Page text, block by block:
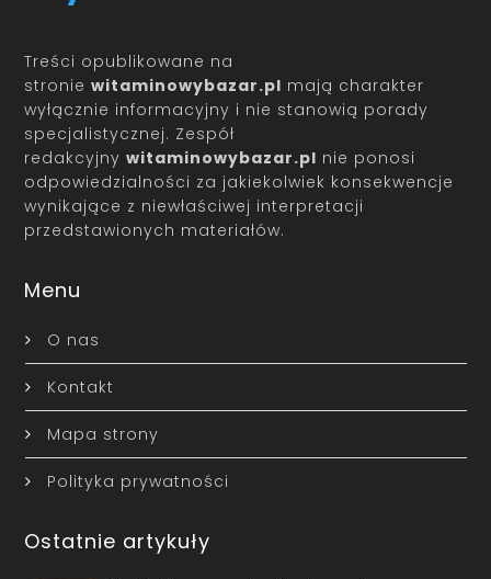
Treści opublikowane na
stroniewitaminowybazar.pl mają charakter
wyłącznie informacyjny i nie stanowią porady
specjalistycznej. Zespół
redakcyjnywitaminowybazar.pl nie ponosi
odpowiedzialności za jakiekolwiek konsekwencje
wynikające z niewłaściwej interpretacji
przedstawionych materiałów.
Menu
O nas
Kontakt
Mapa strony
Polityka prywatności
Ostatnie artykuły